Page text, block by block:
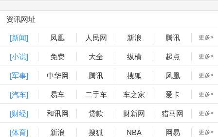
资讯网址
[新闻] 凤凰 人民网 新浪 腾讯 更多>
[小说] 免费 大全 纵横 起点 更多>
[军事] 中华网 腾讯 搜狐 凤凰 更多>
[汽车] 易车 二手车 车之家 爱卡 更多>
[财经] 和讯网 贷款 财新网 猎马网 更多>
[体育] 新浪 搜狐 NBA 网易 更多>